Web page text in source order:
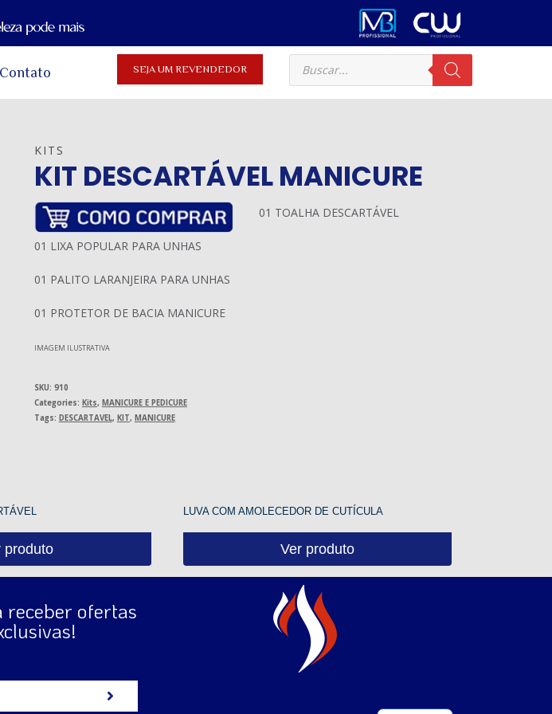
Contato SEJA UM REVENDEDOR
KITS
KIT DESCARTÁVEL MANICURE
01 TOALHA DESCARTÁVEL
01 LIXA POPULAR PARA UNHAS
01 PALITO LARANJEIRA PARA UNHAS
01 PROTETOR DE BACIA MANICURE
IMAGEM ILUSTRATIVA
SKU: 910
Categories: Kits, MANICURE E PEDICURE
Tags: DESCARTAVEL, KIT, MANICURE
produto
LUVA COM AMOLECEDOR DE CUTÍCULA
Ver produto
receber ofertas